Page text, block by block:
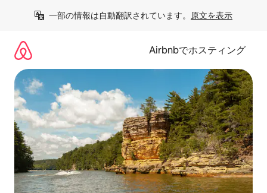
一部の情報は自動翻訳されています。 原文を表示
Airbnbでホスティング